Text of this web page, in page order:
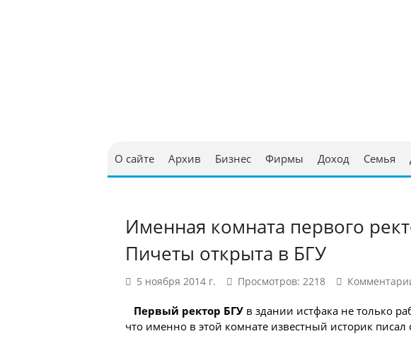
О сайте Архив Бизнес Фирмы Доход Семья
Именная комната первого
Пичеты открыта в БГУ
5 ноября 2014 г. Просмотров: 2218
Первый ректор БГУ в здании истфака не только
что именно в этой комнате известный историк